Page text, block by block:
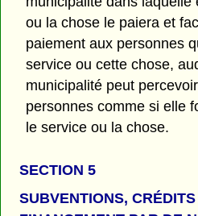
ou la chose le paiera et
paiement aux personnes
service ou cette chose,
municipalité peut
personnes comme si elle
le service ou la chose.
SECTION 5
SUBVENTIONS,